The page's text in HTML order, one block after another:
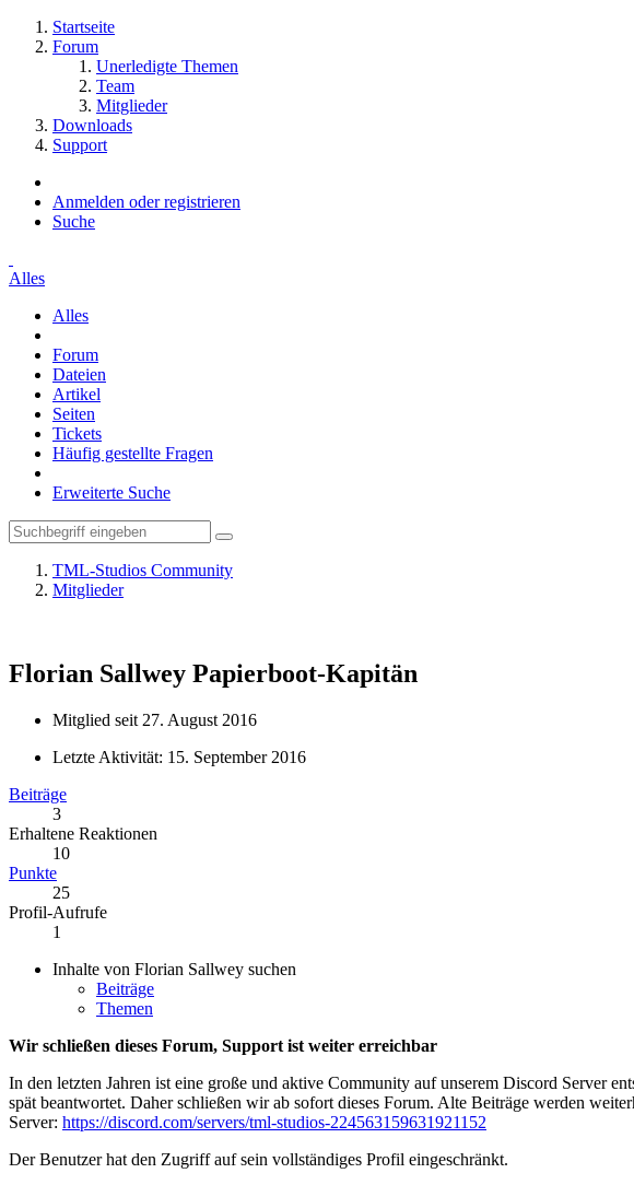
Startseite
Forum
Unerledigte Themen
Team
Mitglieder
Downloads
Support
Anmelden oder registrieren
Suche
Alles
Alles
Forum
Dateien
Artikel
Seiten
Tickets
Häufig gestellte Fragen
Erweiterte Suche
TML-Studios Community
Mitglieder
Florian Sallwey Papierboot-Kapitän
Mitglied seit 27. August 2016
Letzte Aktivität: 15. September 2016
Beiträge
3
Erhaltene Reaktionen
10
Punkte
25
Profil-Aufrufe
1
Inhalte von Florian Sallwey suchen
Beiträge
Themen
Wir schließen dieses Forum, Support ist weiter erreichbar
In den letzten Jahren ist eine große und aktive Community auf unserem Discord Server
spät beantwortet. Daher schließen wir ab sofort dieses Forum. Alte Beiträge werden
Server: https://discord.com/servers/tml-studios-224563159631921152
Der Benutzer hat den Zugriff auf sein vollständiges Profil eingeschränkt.